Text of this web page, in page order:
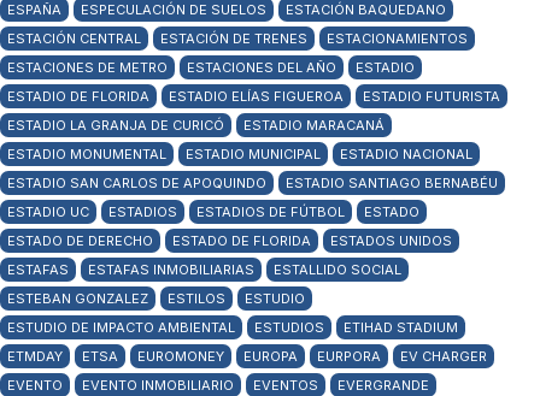
ESPAÑA
ESPECULACIÓN DE SUELOS
ESTACIÓN BAQUEDANO
ESTACIÓN CENTRAL
ESTACIÓN DE TRENES
ESTACIONAMIENTOS
ESTACIONES DE METRO
ESTACIONES DEL AÑO
ESTADIO
ESTADIO DE FLORIDA
ESTADIO ELÍAS FIGUEROA
ESTADIO FUTURISTA
ESTADIO LA GRANJA DE CURICÓ
ESTADIO MARACANÁ
ESTADIO MONUMENTAL
ESTADIO MUNICIPAL
ESTADIO NACIONAL
ESTADIO SAN CARLOS DE APOQUINDO
ESTADIO SANTIAGO BERNABÉU
ESTADIO UC
ESTADIOS ESTADIOS DE FÚTBOL
ESTADO
ESTADO DE DERECHO
ESTADO DE FLORIDA
ESTADOS UNIDOS
ESTAFAS
ESTAFAS INMOBILIARIAS
ESTALLIDO SOCIAL
ESTEBAN GONZALEZ
ESTILOS
ESTUDIO
ESTUDIO DE IMPACTO AMBIENTAL
ESTUDIOS
ETIHAD STADIUM
ETMDAY
ETSA EUROMONEY EUROPA EURPORA
EV CHARGER
EVENTO
EVENTO INMOBILIARIO EVENTOS
EVERGRANDE